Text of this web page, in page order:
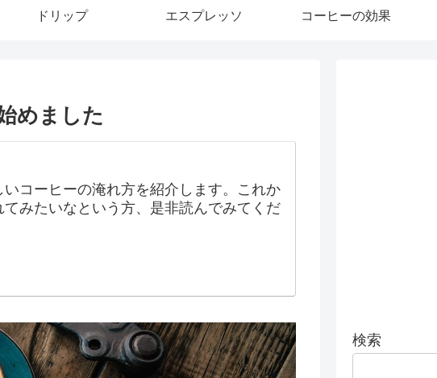
ドリップ エスプレッソ コーヒーの効果
めました
コーヒーの淹れ方を紹介します。これか
みたいなという方、是非読んでみてくだ
検索